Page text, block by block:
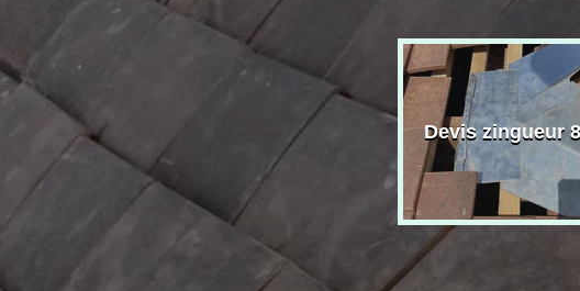
et
de
toiture 87
Couvreur
charpentier 87
Devis zingueur